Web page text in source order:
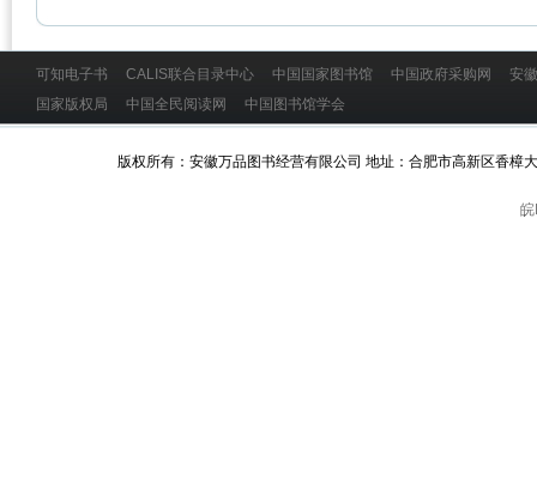
可知电子书 CALIS联合目录中心 中国国家图书馆 中国政府采购网
安
国家版权局
中国全民阅读网 中国图书馆学会
版权所有：安徽万品图书经营有限公司 地址：合肥市高新区香